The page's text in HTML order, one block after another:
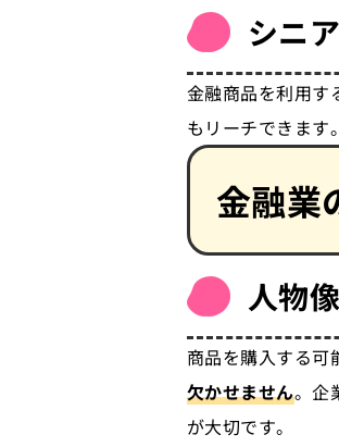
シニ
金融商品を利用す
もリーチできます
金融業
人物
商品を購入する可
欠かせません。企
が大切です。